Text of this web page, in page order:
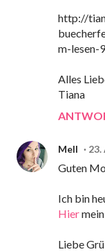
http://
m-lesen-
Alles
Tiana
Mell 23.
Guten
Ich bin
Hier
Liebe